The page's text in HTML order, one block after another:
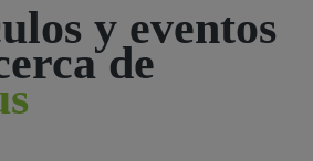
y eventos
de